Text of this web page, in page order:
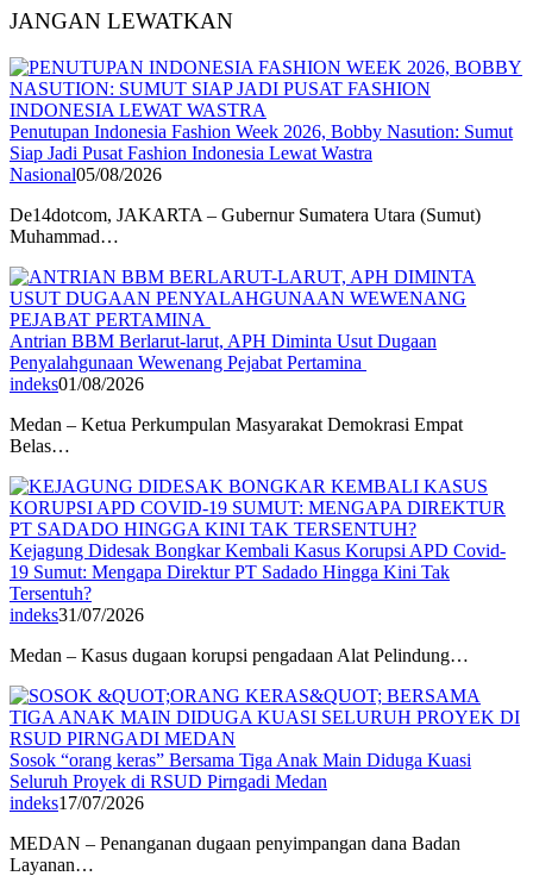
JANGAN LEWATKAN
Penutupan Indonesia Fashion Week 2026, Bobby Nasution: Sumut
Siap Jadi Pusat Fashion Indonesia Lewat Wastra
Nasional05/08/2026
De14dotcom, JAKARTA – Gubernur Sumatera Utara (Sumut)
Muhammad…
Antrian BBM Berlarut-larut, APH Diminta Usut Dugaan
Penyalahgunaan Wewenang Pejabat Pertamina
indeks01/08/2026
Medan – Ketua Perkumpulan Masyarakat Demokrasi Empat
Belas…
Kejagung Didesak Bongkar Kembali Kasus Korupsi APD Covid-
19 Sumut: Mengapa Direktur PT Sadado Hingga Kini Tak
Tersentuh?
indeks31/07/2026
Medan – Kasus dugaan korupsi pengadaan Alat Pelindung…
Sosok “orang keras” Bersama Tiga Anak Main Diduga Kuasi
Seluruh Proyek di RSUD Pirngadi Medan
indeks17/07/2026
MEDAN – Penanganan dugaan penyimpangan dana Badan
Layanan…